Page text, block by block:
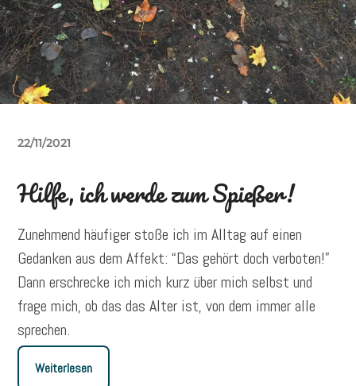
22/11/2021
Hilfe, ich werde zum Spießer!
Zunehmend häufiger stoße ich im Alltag auf einen
Gedanken aus dem Affekt: “Das gehört doch verboten!”
Dann erschrecke ich mich kurz über mich selbst und
frage mich, ob das das Alter ist, von dem immer alle
sprechen.
Weiterlesen